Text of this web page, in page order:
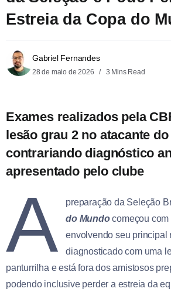
Estreia da Copa do
Gabriel Fernandes
28 de maio de 2026 3 Mins Read
Exames realizados pela
lesão grau 2 no atacante
contrariando diagnóstico
apresentado pelo clube
A preparação da Seleção
do Mundocomeçou com
envolvendo seu principal
diagnosticado com uma
panturrilha e está fora dos amistosos
podendo inclusive perder a estreia da